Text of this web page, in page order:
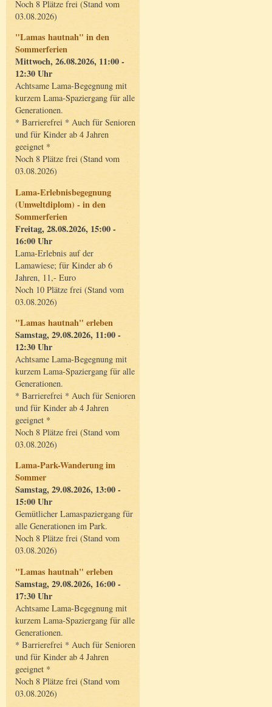
Noch 8 Plätze frei (Stand vom
03.08.2026)
"Lamas hautnah" in den
Sommerferien
Mittwoch, 26.08.2026, 11:00 -
12:30 Uhr
Achtsame Lama-Begegnung mit
kurzem Lama-Spaziergang für alle
Generationen.
* Barrierefrei * Auch für Senioren
und für Kinder ab 4 Jahren
geeignet *
Noch 8 Plätze frei (Stand vom
03.08.2026)
Lama-Erlebnisbegegnung
(Umweltdiplom) - in den
Sommerferien
Freitag, 28.08.2026, 15:00 -
16:00 Uhr
Lama-Erlebnis auf der
Lamawiese; für Kinder ab 6
Jahren, 11,- Euro
Noch 10 Plätze frei (Stand vom
03.08.2026)
"Lamas hautnah" erleben
Samstag, 29.08.2026, 11:00 -
12:30 Uhr
Achtsame Lama-Begegnung mit
kurzem Lama-Spaziergang für alle
Generationen.
* Barrierefrei * Auch für Senioren
und für Kinder ab 4 Jahren
geeignet *
Noch 8 Plätze frei (Stand vom
03.08.2026)
Lama-Park-Wanderung im
Sommer
Samstag, 29.08.2026, 13:00 -
15:00 Uhr
Gemütlicher Lamaspaziergang für
alle Generationen im Park.
Noch 8 Plätze frei (Stand vom
03.08.2026)
"Lamas hautnah" erleben
Samstag, 29.08.2026, 16:00 -
17:30 Uhr
Achtsame Lama-Begegnung mit
kurzem Lama-Spaziergang für alle
Generationen.
* Barrierefrei * Auch für Senioren
und für Kinder ab 4 Jahren
geeignet *
Noch 8 Plätze frei (Stand vom
03.08.2026)